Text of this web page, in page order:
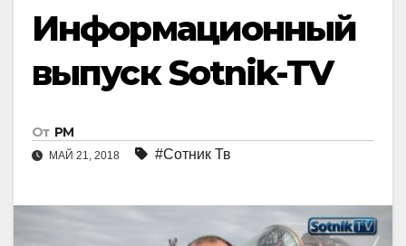
Информационный
выпуск Sotnik-TV
От РМ
МАЙ 21, 2018 #Сотник Тв